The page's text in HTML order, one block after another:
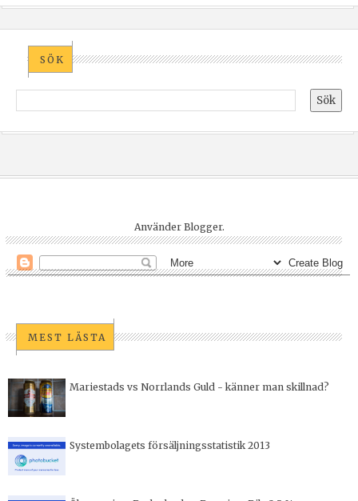
SÖK
Använder Blogger.
MEST LÄSTA
Mariestads vs Norrlands Guld - känner man skillnad?
Systembolagets försäljningsstatistik 2013